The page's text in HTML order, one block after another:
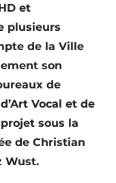
et
plusieurs
de la Ville
son
de
Vocal et de
sous la
de Christian
Wust.